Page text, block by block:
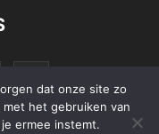
dat onze site zo
het gebruiken van
ermee instemt.